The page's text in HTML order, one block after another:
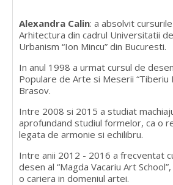
Alexandra Calin: a absolvit
Arhitectura din cadrul Universitatii
Urbanism “Ion Mincu” din Bucuresti.
In anul 1998 a urmat cursul de
Populare de Arte si Meserii “Tiberiu
Brasov.
Intre 2008 si 2015 a studiat
aprofundand studiul formelor, ca o
legata de armonie si echilibru.
Intre anii 2012 - 2016 a frecventat
desen al “Magda Vacariu Art
o cariera in domeniul artei.